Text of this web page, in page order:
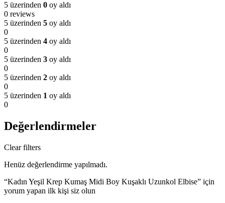
5 üzerinden 0 oy aldı
0 reviews
5 üzerinden 5 oy aldı
0
5 üzerinden 4 oy aldı
0
5 üzerinden 3 oy aldı
0
5 üzerinden 2 oy aldı
0
5 üzerinden 1 oy aldı
0
Değerlendirmeler
Clear filters
Henüz değerlendirme yapılmadı.
“Kadın Yeşil Krep Kumaş Midi Boy Kuşaklı Uzunkol Elbise” için
yorum yapan ilk kişi siz olun